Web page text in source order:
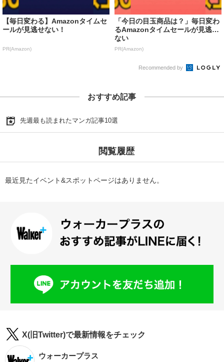
【毎日変わる】Amazonタイムセ
ールが見逃せない！
PR(Amazon)
「今日の目玉商品は？」毎日変わ
るAmazonタイムセールが見逃せ
ない
PR(Amazon)
Recommended by
おすすめ記事
先週最も読まれたマンガ記事10選
閲覧履歴
最近見たイベント&スポットページはありません。
X(旧Twitter)で最新情報をチェック
ウォーカープラス